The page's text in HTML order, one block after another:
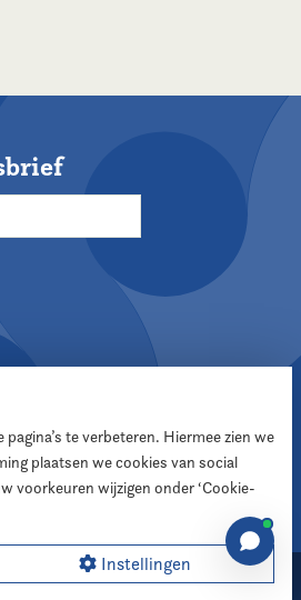
te verbeteren. Hiermee zien we
plaatsen we cookies van social
voorkeuren wijzigen onder ‘Cookie-
Instellingen